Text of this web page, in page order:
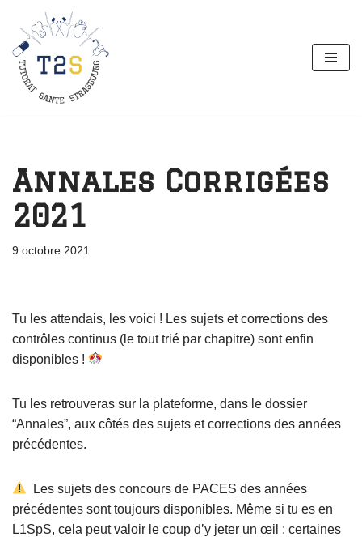
Aller
au
contenu
Annales Corrigées
2021
9 octobre 2021
Tu les attendais, les voici ! Les sujets et corrections des
contrôles continus (le tout trié par chapitre) sont enfin
disponibles !
Tu les retrouveras sur la plateforme, dans le dossier
“Annales”, aux côtés des sujets et corrections des années
précédentes.
Les sujets des concours de PACES des années
précédentes sont toujours disponibles. Même si tu es en
L1SpS, cela peut valoir le coup d’y jeter un œil : certaines